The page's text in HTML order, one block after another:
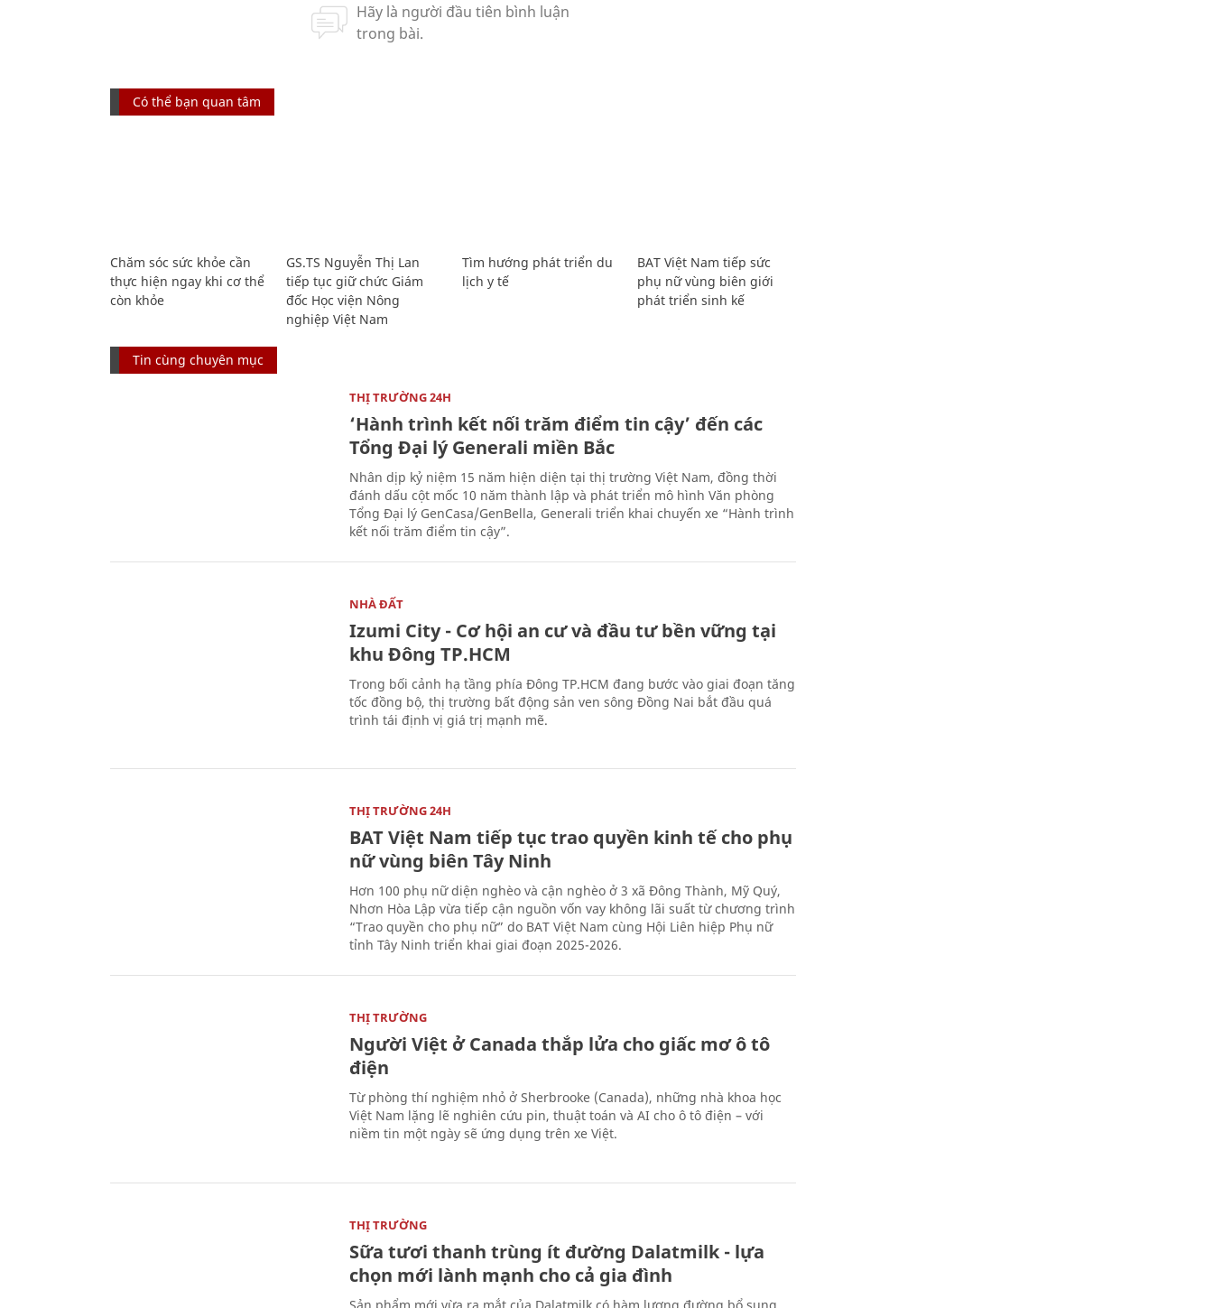
Có thể bạn quan tâm
Chăm sóc sức khỏe cần
thực hiện ngay khi cơ thể
còn khỏe
GS.TS Nguyễn Thị Lan
tiếp tục giữ chức Giám
đốc Học viện Nông
nghiệp Việt Nam
Tìm hướng phát triển du
lịch y tế
BAT Việt Nam tiếp sức
phụ nữ vùng biên giới
phát triển sinh kế
Tin cùng chuyên mục
THỊ TRƯỜNG 24H
‘Hành trình kết nối trăm điểm tin cậy’ đến các
Tổng Đại lý Generali miền Bắc
Nhân dịp kỷ niệm 15 năm hiện diện tại thị trường Việt Nam, đồng thời
đánh dấu cột mốc 10 năm thành lập và phát triển mô hình Văn phòng
Tổng Đại lý GenCasa/GenBella, Generali triển khai chuyến xe “Hành trình
kết nối trăm điểm tin cậy”.
NHÀ ĐẤT
Izumi City - Cơ hội an cư và đầu tư bền vững tại
khu Đông TP.HCM
Trong bối cảnh hạ tầng phía Đông TP.HCM đang bước vào giai đoạn tăng
tốc đồng bộ, thị trường bất động sản ven sông Đồng Nai bắt đầu quá
trình tái định vị giá trị mạnh mẽ.
THỊ TRƯỜNG 24H
BAT Việt Nam tiếp tục trao quyền kinh tế cho phụ
nữ vùng biên Tây Ninh
Hơn 100 phụ nữ diện nghèo và cận nghèo ở 3 xã Đông Thành, Mỹ Quý,
Nhơn Hòa Lập vừa tiếp cận nguồn vốn vay không lãi suất từ chương trình
“Trao quyền cho phụ nữ” do BAT Việt Nam cùng Hội Liên hiệp Phụ nữ
tỉnh Tây Ninh triển khai giai đoạn 2025-2026.
THỊ TRƯỜNG
Người Việt ở Canada thắp lửa cho giấc mơ ô tô
điện
Từ phòng thí nghiệm nhỏ ở Sherbrooke (Canada), những nhà khoa học
Việt Nam lặng lẽ nghiên cứu pin, thuật toán và AI cho ô tô điện – với
niềm tin một ngày sẽ ứng dụng trên xe Việt.
THỊ TRƯỜNG
Sữa tươi thanh trùng ít đường Dalatmilk - lựa
chọn mới lành mạnh cho cả gia đình